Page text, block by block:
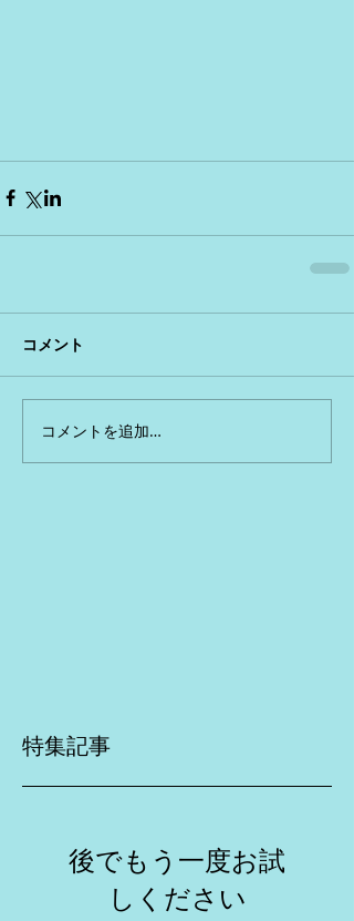
コメント
コメントを追加…
特集記事
後でもう一度お試
しください